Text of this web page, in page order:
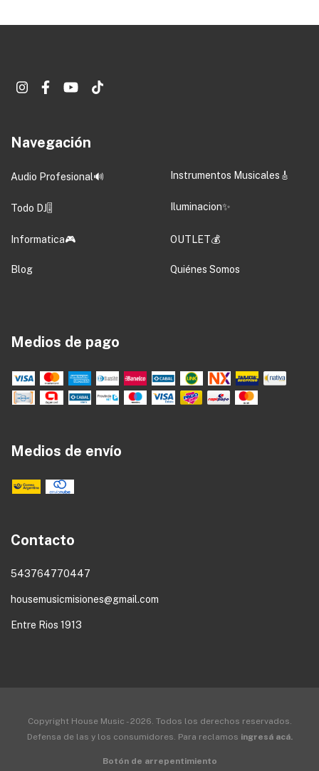
Navegación
Audio Profesional🔊 Instrumentos Musicales🎸
Todo DJ🎚️ Iluminacion✨
Informatica🎮 OUTLET💰
Blog Quiénes Somos
Medios de pago
Medios de envío
Contacto
543764770447
housemusicmisiones@gmail.com
Entre Rios 1913
Copyright House Music - 2026. Todos los derechos reservados.
Defensa de las y los consumidores. Para reclamos ingresá acá.
Botón de arrepentimiento